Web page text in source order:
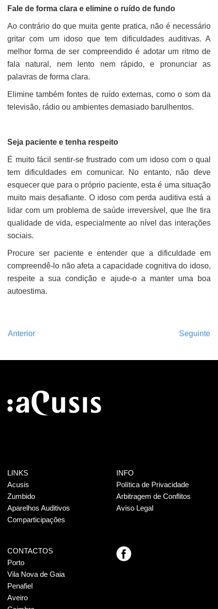
Fale de forma clara e elimine o ruído de fundo
Ao contrário do que muita gente pratica, não é necessário
gritar com um idoso que tem dificuldades auditivas. A
melhor forma de ser compreendido é adotar um ritmo de
fala natural, nem lento nem rápido, e pronunciar as
palavras de forma clara.
Elimine também fontes de ruído externas, como o som da
televisão, rádio ou ambientes demasiado barulhentos.
Seja paciente e tenha respeito
É muito fácil sentir-se frustrado com um idoso com o qual
tem dificuldades em comunicar. No entanto, não deve
esquecer que para o próprio paciente, esta é uma situação
muito mais desafiante. O idoso com perda auditiva está a
lidar com um problema de saúde irreversível, que lhe tira
qualidade de vida, especialmente ao nível das interações
sociais.
Procure ser paciente e entender que a dificuldade em
compreendê-lo não afeta a capacidade cognitiva do idoso,
respeite a sua condição e ajude-o a manter uma boa
autoestima.
Anterior Seguinte
LINKS
Acusis
Zumbido
Aparelhos Auditivos
Comparticipações
INFO
Política de Privacidade
Arbitragem de Conflitos
Aviso Legal
CONTACTOS
Porto
Vila Nova de Gaia
Penafiel
Aveiro